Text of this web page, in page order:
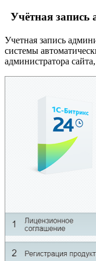
Учётная запись
Учетная запись
системы
администратора